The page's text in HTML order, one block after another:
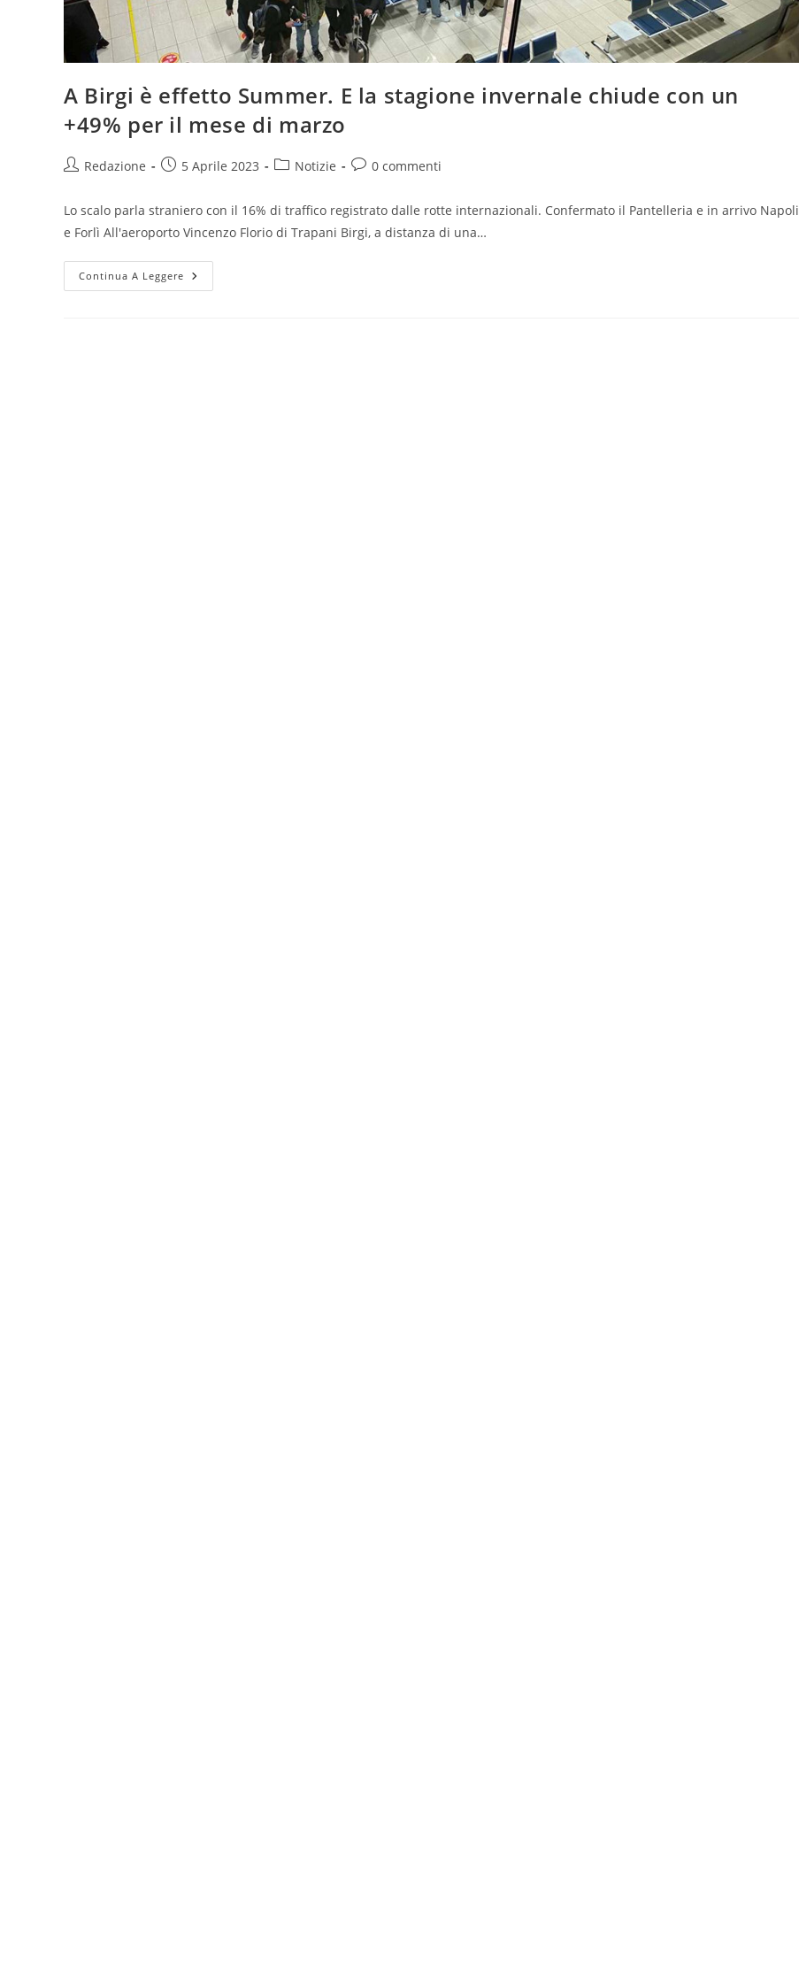
A Birgi è effetto Summer. E la stagione invernale chiude con un
+49% per il mese di marzo
AutoreRedazione
Articolo5 Aprile 2023
Categoria
Notizie
Commenti
0 commenti
Lo scalo parla straniero con il 16% di traffico registrato dalle rotte internazionali. Confermato il Pantelleria e in arrivo Napoli
e Forlì All'aeroporto Vincenzo Florio di Trapani Birgi, a distanza di una…
Continua A Leggere
Birgi